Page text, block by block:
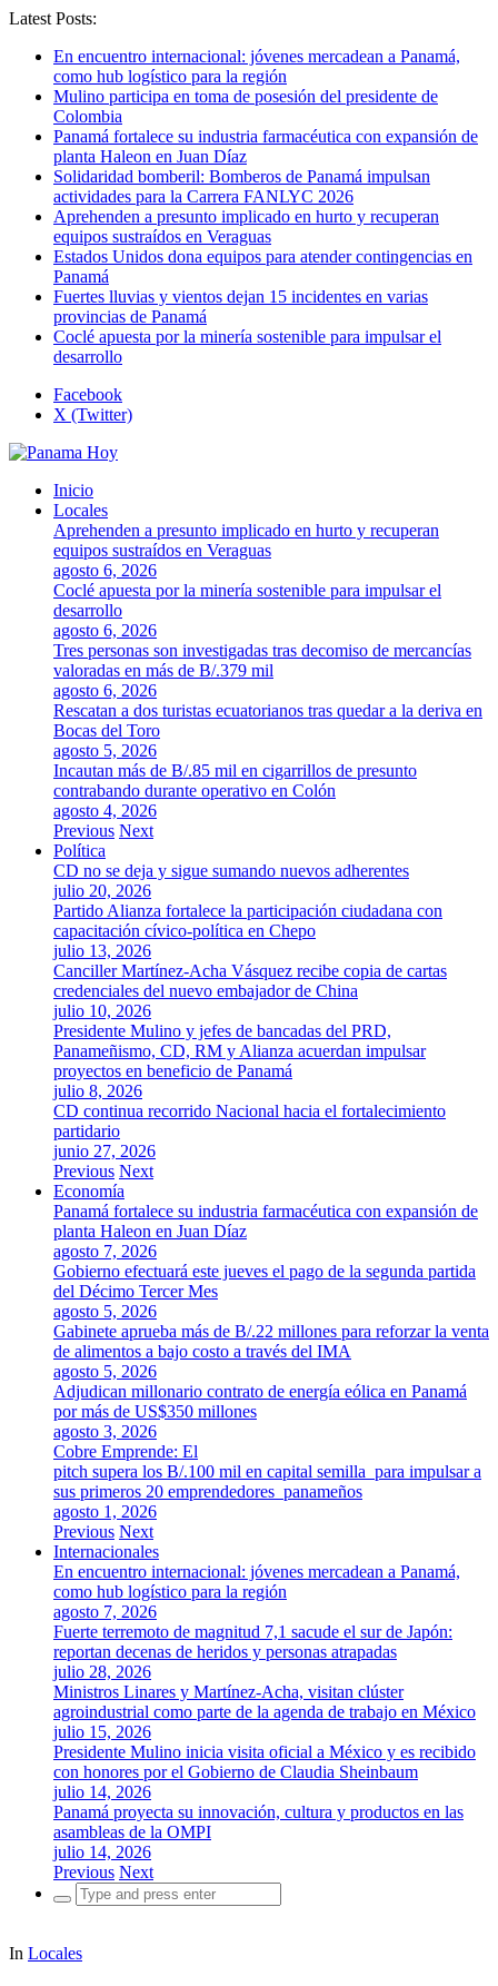
Latest Posts:
En encuentro internacional: jóvenes mercadean a Panamá,
como hub logístico para la región
Mulino participa en toma de posesión del presidente de
Colombia
Panamá fortalece su industria farmacéutica con expansión de
planta Haleon en Juan Díaz
Solidaridad bomberil: Bomberos de Panamá impulsan
actividades para la Carrera FANLYC 2026
Aprehenden a presunto implicado en hurto y recuperan
equipos sustraídos en Veraguas
Estados Unidos dona equipos para atender contingencias en
Panamá
Fuertes lluvias y vientos dejan 15 incidentes en varias
provincias de Panamá
Coclé apuesta por la minería sostenible para impulsar el
desarrollo
Facebook
X (Twitter)
Inicio
Locales
Aprehenden a presunto implicado en hurto y recuperan
equipos sustraídos en Veraguas
agosto 6, 2026
Coclé apuesta por la minería sostenible para impulsar el
desarrollo
agosto 6, 2026
Tres personas son investigadas tras decomiso de mercancías
valoradas en más de B/.379 mil
agosto 6, 2026
Rescatan a dos turistas ecuatorianos tras quedar a la deriva en
Bocas del Toro
agosto 5, 2026
Incautan más de B/.85 mil en cigarrillos de presunto
contrabando durante operativo en Colón
agosto 4, 2026
Previous Next
Política
CD no se deja y sigue sumando nuevos adherentes
julio 20, 2026
Partido Alianza fortalece la participación ciudadana con
capacitación cívico-política en Chepo
julio 13, 2026
Canciller Martínez-Acha Vásquez recibe copia de cartas
credenciales del nuevo embajador de China
julio 10, 2026
Presidente Mulino y jefes de bancadas del PRD,
Panameñismo, CD, RM y Alianza acuerdan impulsar
proyectos en beneficio de Panamá
julio 8, 2026
CD continua recorrido Nacional hacia el fortalecimiento
partidario
junio 27, 2026
Previous Next
Economía
Panamá fortalece su industria farmacéutica con expansión de
planta Haleon en Juan Díaz
agosto 7, 2026
Gobierno efectuará este jueves el pago de la segunda partida
del Décimo Tercer Mes
agosto 5, 2026
Gabinete aprueba más de B/.22 millones para reforzar la venta
de alimentos a bajo costo a través del IMA
agosto 5, 2026
Adjudican millonario contrato de energía eólica en Panamá
por más de US$350 millones
agosto 3, 2026
Cobre Emprende: El
pitch supera los B/.100 mil en capital semilla para impulsar a
sus primeros 20 emprendedores panameños
agosto 1, 2026
Previous Next
Internacionales
En encuentro internacional: jóvenes mercadean a Panamá,
como hub logístico para la región
agosto 7, 2026
Fuerte terremoto de magnitud 7,1 sacude el sur de Japón:
reportan decenas de heridos y personas atrapadas
julio 28, 2026
Ministros Linares y Martínez-Acha, visitan clúster
agroindustrial como parte de la agenda de trabajo en México
julio 15, 2026
Presidente Mulino inicia visita oficial a México y es recibido
con honores por el Gobierno de Claudia Sheinbaum
julio 14, 2026
Panamá proyecta su innovación, cultura y productos en las
asambleas de la OMPI
julio 14, 2026
Previous Next
Search
for:
In Locales